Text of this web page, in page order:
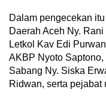
Dalam pengecekan
Daerah Aceh Ny.
Letkol Kav Edi
AKBP Nyoto
Sabang Ny. Siska
Ridwan, serta pejabat